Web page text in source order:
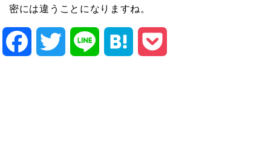
密には違うことになりますね。
Facebook Twitter Line Hatena